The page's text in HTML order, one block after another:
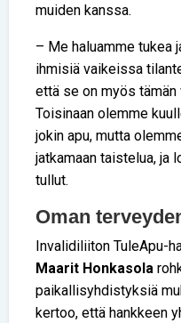
muiden kanssa.
– Me haluamme tukea
ihmisiä vaikeissa
että se on myös tämän
Toisinaan olemme
jokin apu, mutta
jatkamaan taistelua, ja
tullut.
Oman
Invalidiliiton TuleApu-
Maarit Honkasola
paikallisyhdistyksiä
kertoo, että hankkeen